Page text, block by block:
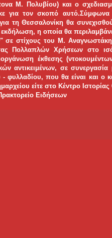
Μ. Πολυβίου) και ο
για τον σκοπό
τη Θεσσαλονίκη θα
η οποία θα
σε στίχους του Μ.
Πολλαπλών Χρήσεων στο
έκθεσης
αντικειμένων, σε
φυλλαδίου, που θα είναι και ο
είτε στο Κέντρο
Ειδήσεων